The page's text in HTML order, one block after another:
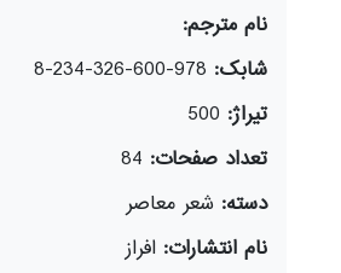
نام مترجم:
شابک: 978-600-326-234-8
تیراژ: 500
تعداد صفحات: 84
دسته: شعر معاصر
نام انتشارات: افراز